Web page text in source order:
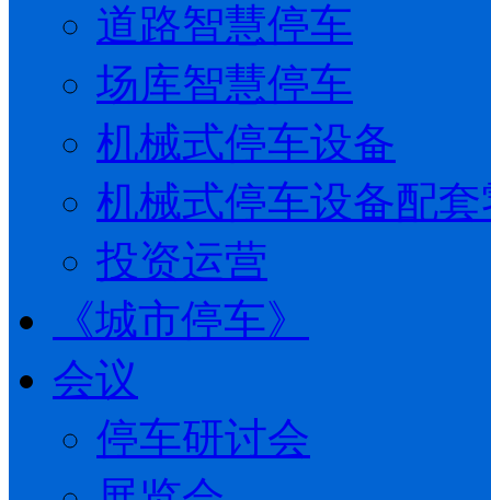
道路智慧停车
场库智慧停车
机械式停车设备
机械式停车设备配
投资运营
《城市停车》
会议
停车研讨会